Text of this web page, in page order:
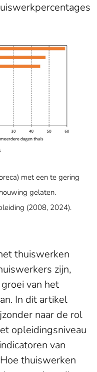
met een te gering
gelaten.
(2008, 2024).
thuiswerken
zijn,
van het
In dit artikel
naar de rol
opleidingsniveau
van
thuiswerken